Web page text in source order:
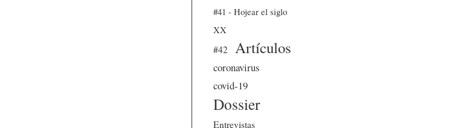
#41 - Hojear el siglo
XX
#42
Artículos
coronavirus
covid-19
Dossier
Entrevistas